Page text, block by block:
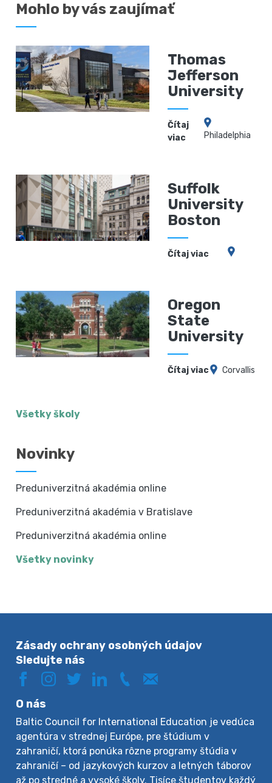
Mohlo by vás zaujímať
Thomas
Jefferson
University
Čítaj
viac
Philadelphia
Suffolk
University
Boston
Čítaj viac
Oregon
State
University
Čítaj viac Corvallis
Všetky školy
Novinky
Preduniverzitná akadémia online
Preduniverzitná akadémia v Bratislave
Preduniverzitná akadémia online
Všetky novinky
Zásady ochrany osobných údajov
Sledujte nás
O nás
Baltic Council for International Education je vedúca
agentúra v strednej Európe, pre štúdium v
zahraničí, ktorá ponúka rôzne programy štúdia v
zahraničí – od jazykových kurzov a letných táborov
až po stredné a vysoké školy. Tisíce študentov každý